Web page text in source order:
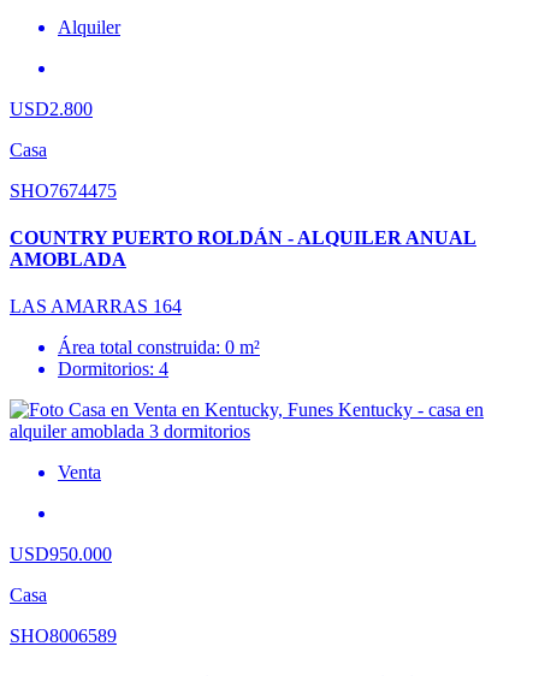
Alquiler
USD2.800
Casa
SHO7674475
COUNTRY PUERTO ROLDÁN - ALQUILER ANUAL
AMOBLADA
LAS AMARRAS 164
Área total construida: 0 m²
Dormitorios: 4
Venta
USD950.000
Casa
SHO8006589